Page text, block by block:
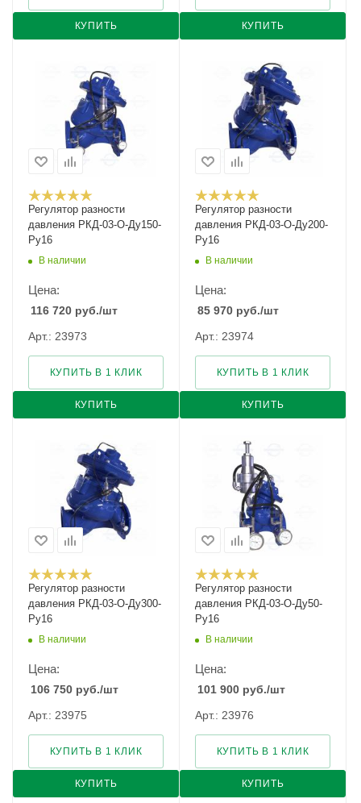
КУПИТЬ КУПИТЬ
Регулятор разности
давления РКД-03-О-Ду150-
Ру16
В наличии
Цена:
116 720 руб./шт
Арт.: 23973
КУПИТЬ
КУПИТЬ В 1 КЛИК
Регулятор разности
давления РКД-03-О-Ду200-
Ру16
В наличии
Цена:
85 970 руб./шт
Арт.: 23974
КУПИТЬ
КУПИТЬ В 1 КЛИК
Регулятор разности
давления РКД-03-О-Ду300-
Ру16
В наличии
Цена:
106 750 руб./шт
Арт.: 23975
КУПИТЬ
КУПИТЬ В 1 КЛИК
Регулятор разности
давления РКД-03-О-Ду50-
Ру16
В наличии
Цена:
101 900 руб./шт
Арт.: 23976
КУПИТЬ
КУПИТЬ В 1 КЛИК